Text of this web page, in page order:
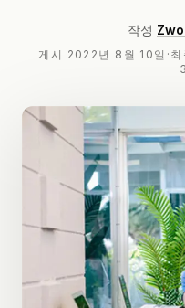
작성
게시 2022년 8월 10일 ·